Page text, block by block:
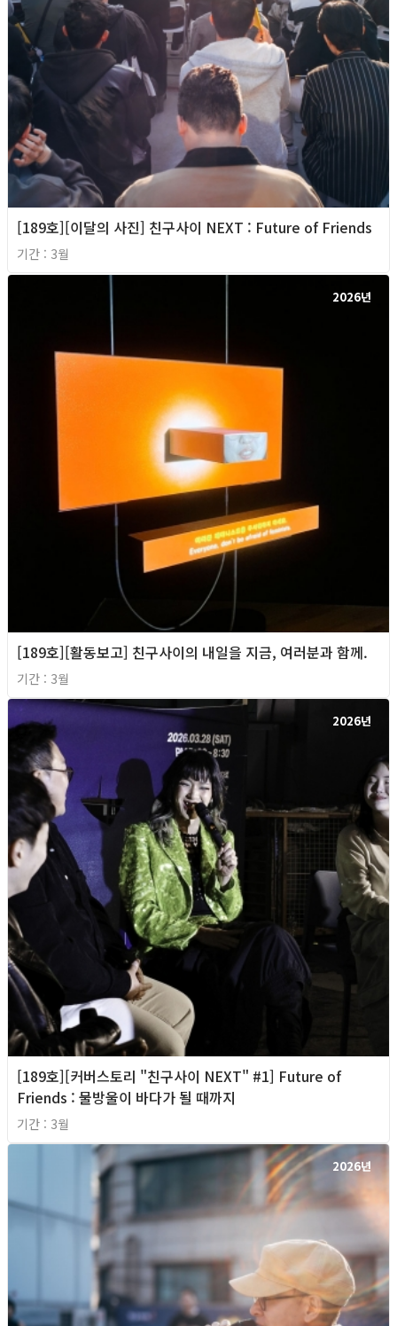
[189호][이달의 사진] 친구사이 NEXT : Future of Friends
기간 : 3월
2026년
[189호][활동보고] 친구사이의 내일을 지금, 여러분과 함께.
기간 : 3월
2026년
[189호][커버스토리 "친구사이 NEXT" #1] Future of
Friends : 물방울이 바다가 될 때까지
기간 : 3월
2026년